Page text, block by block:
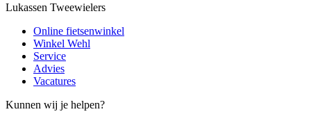
Lukassen Tweewielers
Online fietsenwinkel
Winkel Wehl
Service
Advies
Vacatures
Kunnen wij je helpen?